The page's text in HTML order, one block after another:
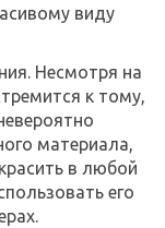
виду
Несмотря на
к тому,
материала,
в любой
его